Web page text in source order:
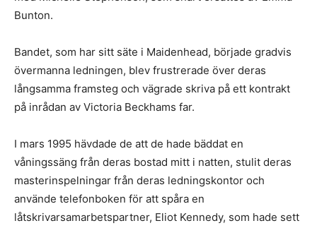
Bunton.
Bandet, som har sitt säte i Maidenhead, började gradvis
övermanna ledningen, blev frustrerade över deras
långsamma framsteg och vägrade skriva på ett kontrakt
på inrådan av Victoria Beckhams far.
I mars 1995 hävdade de att de hade bäddat en
våningssäng från deras bostad mitt i natten, stulit deras
masterinspelningar från deras ledningskontor och
använde telefonboken för att spåra en
låtskrivarsamarbetspartner, Eliot Kennedy, som hade sett